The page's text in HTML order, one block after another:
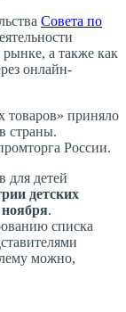
Совета по
а также как
онлайн-
товаров» приняло
страны.
России.
для детей
детских
ноября.
списка
можно,